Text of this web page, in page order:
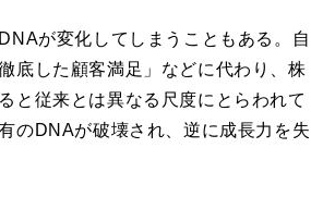
が変化してしまうこともある。自
底した顧客満足」などに代わり、株
と従来とは異なる尺度にとらわれて
のDNAが破壊され、逆に成長力を失